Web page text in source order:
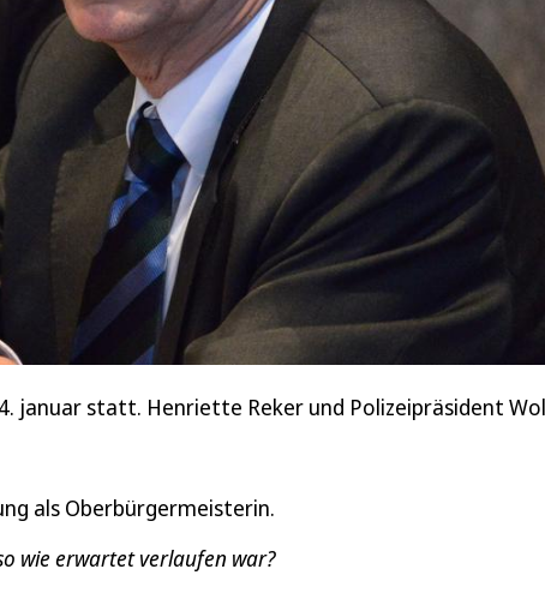
januar statt. Henriette Reker und Polizeipräsident
als Oberbürgermeisterin.
wie erwartet verlaufen war?